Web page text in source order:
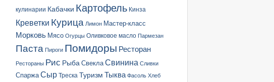
кулинарии Кабачки Картофель Кинза
Креветки Курица Лимон Мастер-класс
Морковь Мясо Огурцы Оливковое масло Пармезан
Паста Пироги Помидоры Ресторан
Рестораны Рис Рыба Свекла Свинина Сливки
Спаржа Сыр Треска Туризм Тыква Фасоль Хлеб